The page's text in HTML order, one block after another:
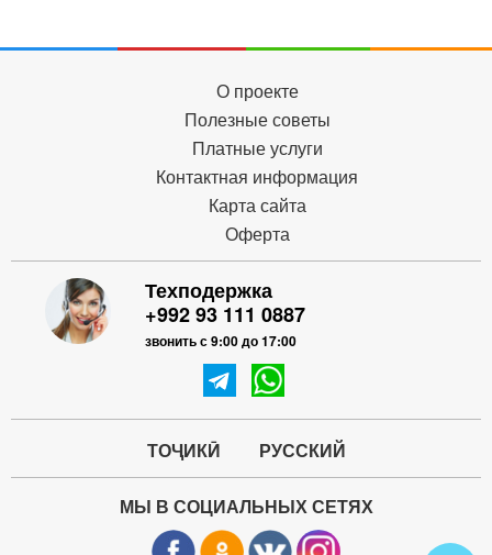
О проекте
Полезные советы
Платные услуги
Контактная информация
Карта сайта
Оферта
Техподержка
+992 93 111 0887
звонить с 9:00 до 17:00
ТОҶИКӢ РУССКИЙ
МЫ В СОЦИАЛЬНЫХ СЕТЯХ